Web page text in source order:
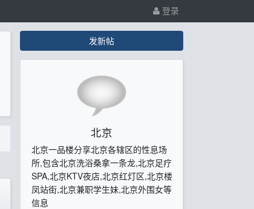
登录
发新帖
北京
北京一品楼分享北京各辖区的性息场
所,包含北京洗浴桑拿一条龙,北京足疗
SPA,北京KTV夜店,北京红灯区,北京楼
凤站街,北京兼职学生妹,北京外围女等
信息